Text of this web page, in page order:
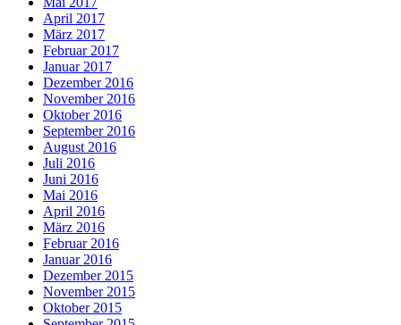
April 2017
März 2017
Februar 2017
Januar 2017
Dezember 2016
November 2016
Oktober 2016
September 2016
August 2016
Juli 2016
Juni 2016
Mai 2016
April 2016
März 2016
Februar 2016
Januar 2016
Dezember 2015
November 2015
Oktober 2015